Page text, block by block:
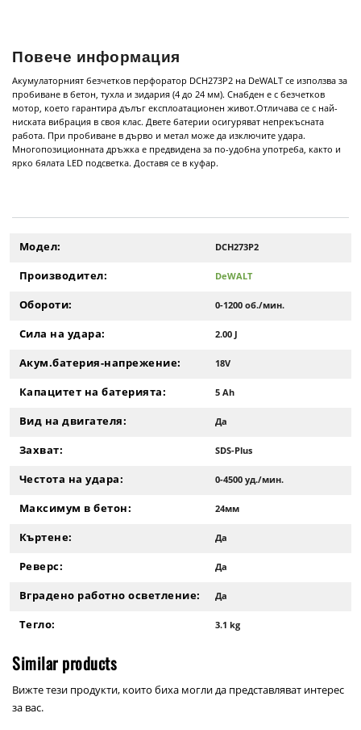
Повече информация
Акумулаторният безчетков перфоратор DCH273P2 на DeWALT се използва за
пробиване в бетон, тухла и зидария (4 до 24 мм). Снабден е с безчетков
мотор, което гарантира дълъг експлоатационен живот.Отличава се с най-
ниската вибрация в своя клас. Двете батерии осигуряват непрекъсната
работа. При пробиване в дърво и метал може да изключите удара.
Многопозиционната дръжка е предвидена за по-удобна употреба, както и
ярко бялата LED подсветка. Доставя се в куфар.
Модел: DCH273P2
Производител: DeWALT
Обороти: 0-1200 об./мин.
Сила на удара: 2.00 J
Акум.батерия-напрежение: 18V
Капацитет на батерията: 5 Ah
Вид на двигателя: Да
Захват: SDS-Plus
Честота на удара: 0-4500 уд./мин.
Максимум в бетон: 24мм
Къртене: Да
Реверс: Да
Вградено работно осветление: Да
Тегло: 3.1 kg
Similar products
Вижте тези продукти, които биха могли да представляват интерес
за вас.